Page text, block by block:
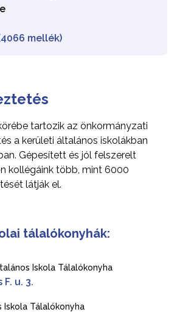
mellék)
tartozik az önkormányzati
a kerületi általános iskolákban
Gépesített és jól felszerelt
kollégáink több, mint 6000
látják el.
tálalókonyhák:
Iskola Tálalókonyha
F. u. 3.
Iskola Tálalókonyha